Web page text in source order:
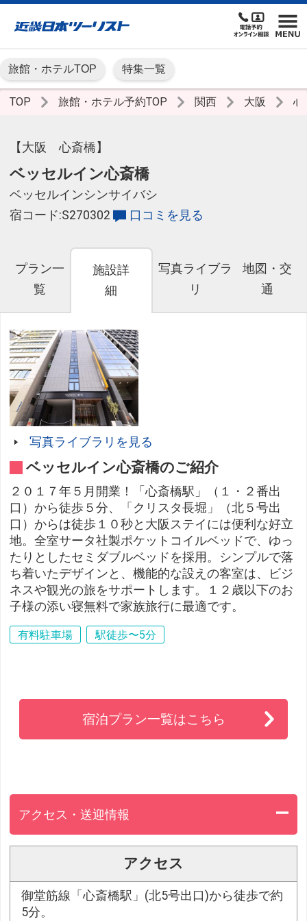
旅館・ホテルTOP 特集一覧
TOP 旅館・ホテル予約TOP 関西 大阪 心
【大阪 心斎橋】
ベッセルイン心斎橋
ベッセルインシンサイバシ
宿コード:S270302
口コミを見る
プラン一
覧
施設詳
細
写真ライブラ
リ
地図・交
通
写真ライブラリを見る
ベッセルイン心斎橋のご紹介
２０１７年５月開業！「心斎橋駅」（１・２番出
口）から徒歩５分、「クリスタ長堀」（北５号出
口）からは徒歩１０秒と大阪ステイには便利な好立
地。全室サータ社製ポケットコイルベッドで、ゆっ
たりとしたセミダブルベッドを採用。シンプルで落
ち着いたデザインと、機能的な設えの客室は、ビジ
ネスや観光の旅をサポートします。１２歳以下のお
子様の添い寝無料で家族旅行に最適です。
有料駐車場 駅徒歩〜5分
宿泊プラン一覧はこちら
アクセス・送迎情報
アクセス
御堂筋線「心斎橋駅」(北5号出口)から徒歩で約
5分。